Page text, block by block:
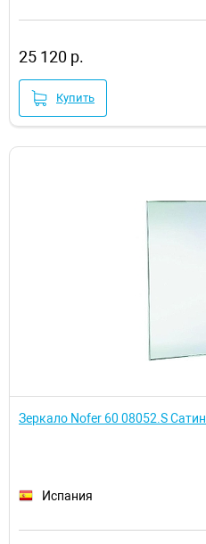
25 120 р.
Купить
Зеркало Nofer 60 08052.S Сатин
Испания